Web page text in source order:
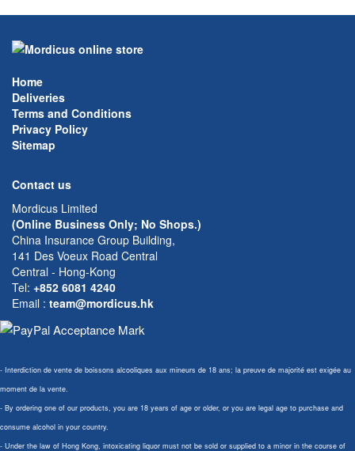
Home
Deliveries
Terms and Conditions
Privacy Policy
Sitemap
Contact us
Mordicus Limited
(Online Business Only; No Shops.)
China Insurance Group Building,
141 Des Voeux Road Central
Central - Hong-Kong
Tel: +852 6081 4240
Email : team@mordicus.hk
- Interdiction de vente de boissons alcooliques aux mineurs de 18 ans; la preuve de majorité est exigée au
moment de la vente.
- By ordering one of our products, you are 18 years of age or older, or you are legal age to purchase and
consume alcohol in your country.
- Under the law of Hong Kong, intoxicating liquor must not be sold or supplied to a minor in the course of